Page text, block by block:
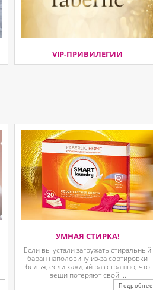
VIP-ПРИВИЛЕГИИ
УМНАЯ СТИРКА!
Если вы устали загружать стиральный
баран наполовину из-за сортировки
белья, если каждый раз страшно, что
вещи потеряют свой ...
Подробнее